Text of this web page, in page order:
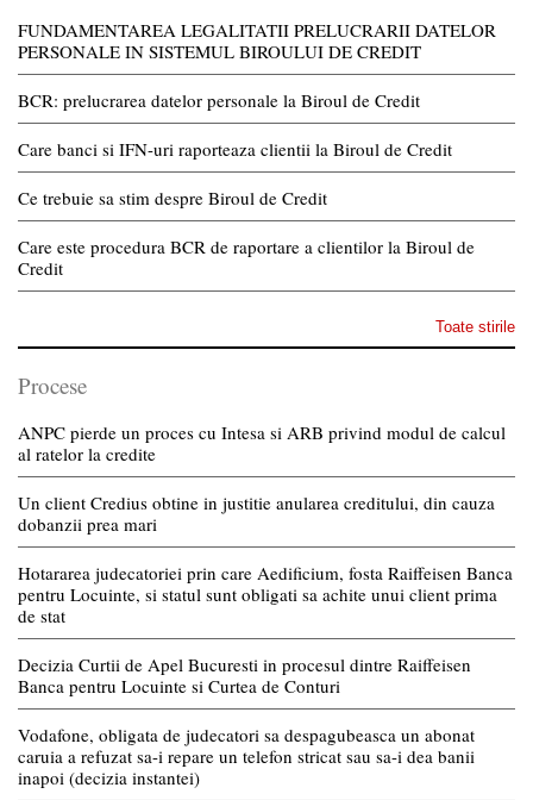
FUNDAMENTAREA LEGALITATII PRELUCRARII DATELOR
PERSONALE IN SISTEMUL BIROULUI DE CREDIT
BCR: prelucrarea datelor personale la Biroul de Credit
Care banci si IFN-uri raporteaza clientii la Biroul de Credit
Ce trebuie sa stim despre Biroul de Credit
Care este procedura BCR de raportare a clientilor la Biroul de
Credit
Toate stirile
Procese
ANPC pierde un proces cu Intesa si ARB privind modul de calcul
al ratelor la credite
Un client Credius obtine in justitie anularea creditului, din cauza
dobanzii prea mari
Hotararea judecatoriei prin care Aedificium, fosta Raiffeisen Banca
pentru Locuinte, si statul sunt obligati sa achite unui client prima
de stat
Decizia Curtii de Apel Bucuresti in procesul dintre Raiffeisen
Banca pentru Locuinte si Curtea de Conturi
Vodafone, obligata de judecatori sa despagubeasca un abonat
caruia a refuzat sa-i repare un telefon stricat sau sa-i dea banii
inapoi (decizia instantei)